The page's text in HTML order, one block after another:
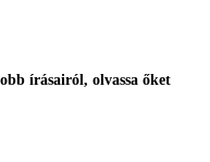
írásairól, olvassa őket